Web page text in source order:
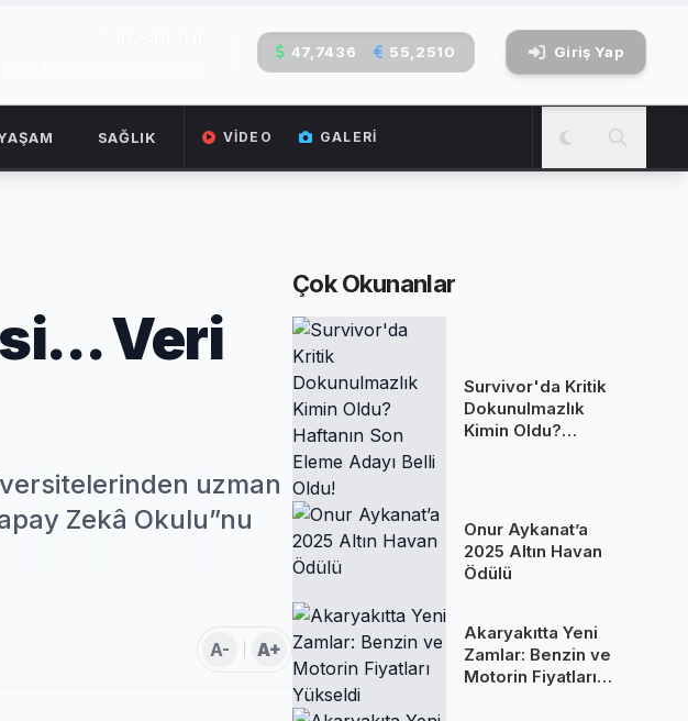
47,7436 55,2510 Giriş Yap
SAĞLIK VIDEO GALERI
Veri
uzman
Zekâ Okulu”nu
A- A+
Çok Okunanlar
Survivor'da Kritik
Dokunulmazlık
Kimin Oldu?
Onur Aykanat’a
2025 Altın Havan
Ödülü
Akaryakıtta Yeni
Zamlar: Benzin ve
Motorin Fiyatları